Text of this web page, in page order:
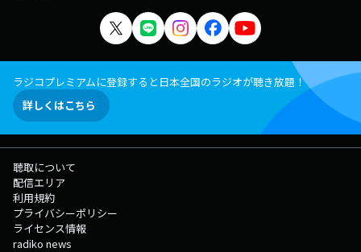
ラジコプレミアムに登録すると日本全国のラジオが聴き放題！
詳しくはこちら
聴取について
配信エリア
利用規約
プライバシーポリシー
ライセンス情報
radiko news